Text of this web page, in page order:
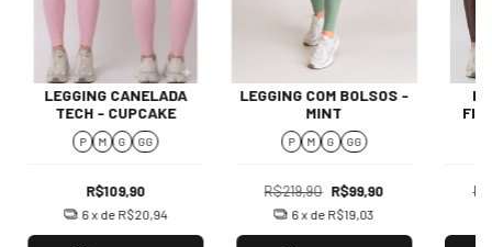
LEGGING CANELADA
TECH - CUPCAKE
P M G GG
R$109,90
6x de R$20,94
LEGGING COM BOLSOS -
MINT
P M G GG
R$219,90 R$99,90
6 x de R$19,03